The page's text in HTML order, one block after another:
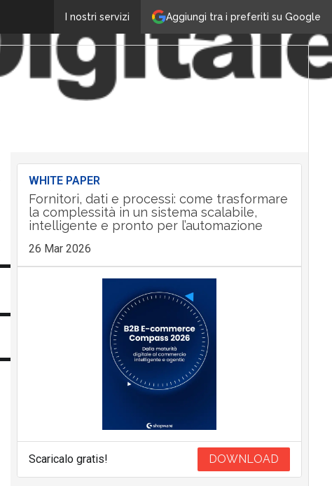
Aggiungi tra i preferiti su Google
I nostri servizi
WHITE PAPER
Fornitori, dati e processi: come trasformare
la complessità in un sistema scalabile,
intelligente e pronto per l’automazione
26 Mar 2026
Scaricalo gratis! DOWNLOAD